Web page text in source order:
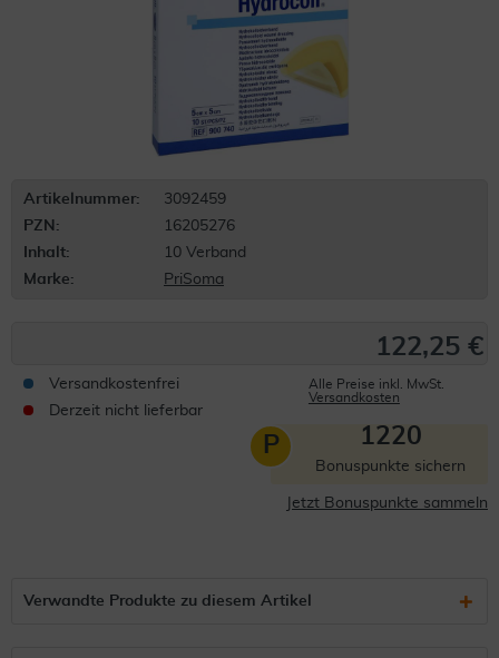
Artikelnummer:
3092459
PZN:
16205276
Inhalt:
10 Verband
Marke:
PriSoma
122,25 €
Versandkostenfrei
Derzeit nicht lieferbar
Alle Preise inkl. MwSt.
Versandkosten
P 1220
Bonuspunkte sichern
Jetzt Bonuspunkte sammeln
Verwandte Produkte zu diesem Artikel